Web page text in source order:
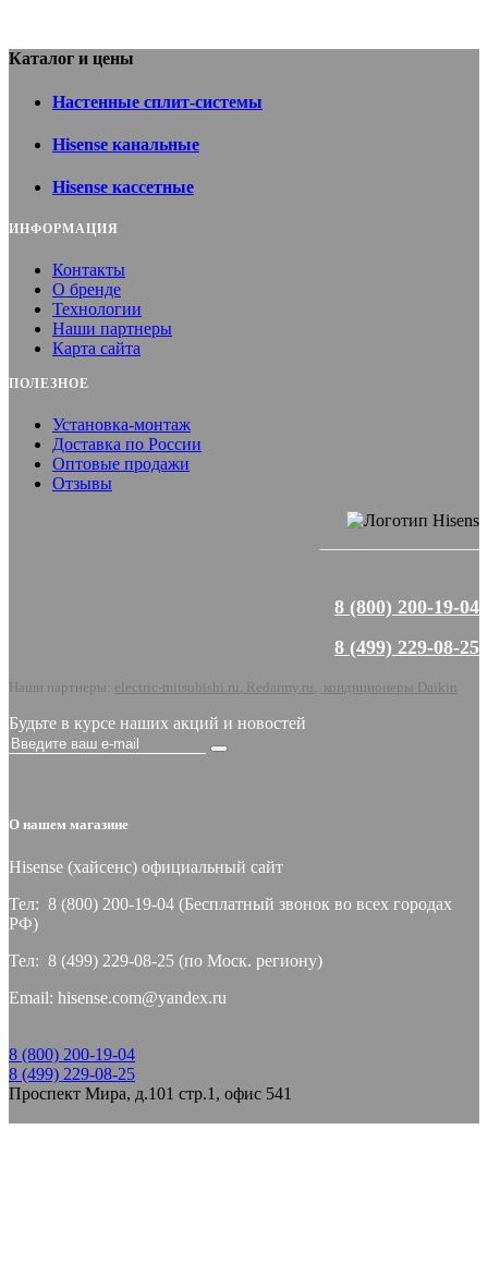
Каталог и цены
Настенные сплит-системы
Hisense канальные
Hisense кассетные
ИНФОРМАЦИЯ
Контакты
О бренде
Технологии
Наши партнеры
Карта сайта
ПОЛЕЗНОЕ
Установка-монтаж
Доставка по России
Оптовые продажи
Отзывы
8 (800) 200-19-04
8 (499) 229-08-25
Наши партнеры: electric-mitsubishi.ru Redarmy.ru кондиционеры Daikin
Будьте в курсе наших акций и новостей
О нашем магазине
Hisense (хайсeнс) официальный сайт
Тел: 8 (800) 200-19-04 (Бесплатный звонок во всех городах
РФ)
Тел: 8 (499) 229-08-25 (по Моск. региону)
Email: hisense.com@yandex.ru
8 (800) 200-19-04
8 (499) 229-08-25
Проспект Мира, д.101 стр.1, офис 541